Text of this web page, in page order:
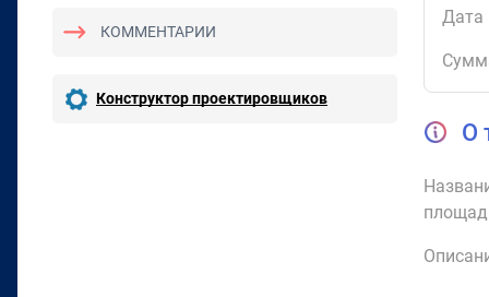
КОММЕНТАРИИ
Конструктор проектировщиков
Дата
О